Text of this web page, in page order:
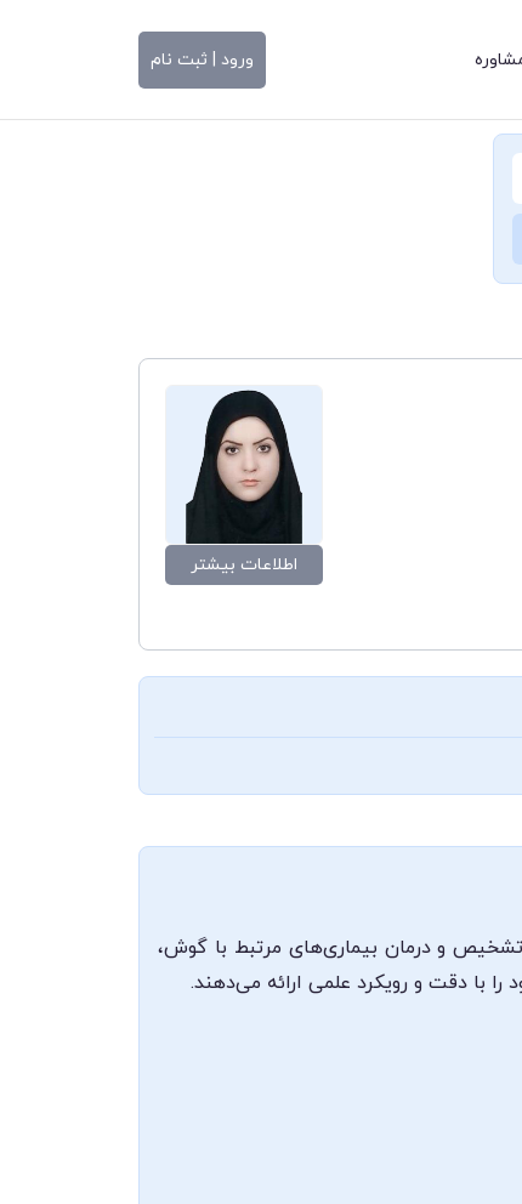
ورود | ثبت نام
اطلاعات بیشتر
تشخیص و درمان بیماری‌های مرتبط با گوش،
با دقت و رویکرد علمی ارائه می‌دهند.